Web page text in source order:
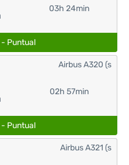
03h 24min
Puntual
02h 57min
Airbus A320 (s
Puntual
Airbus A321 (s